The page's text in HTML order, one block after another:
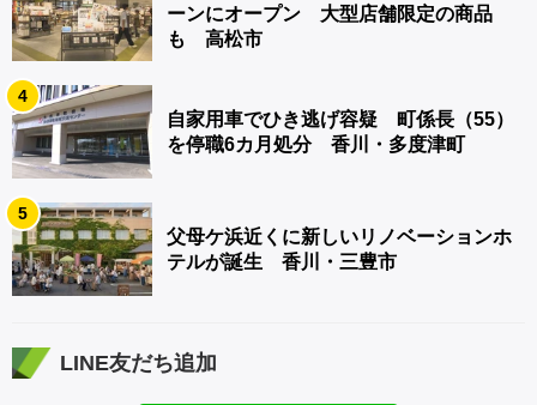
ーンにオープン 大型店舗限定の商品
も 高松市
4
自家用車でひき逃げ容疑 町係長（55）
を停職6カ月処分 香川・多度津町
5
父母ケ浜近くに新しいリノベーションホ
テルが誕生 香川・三豊市
LINE友だち追加